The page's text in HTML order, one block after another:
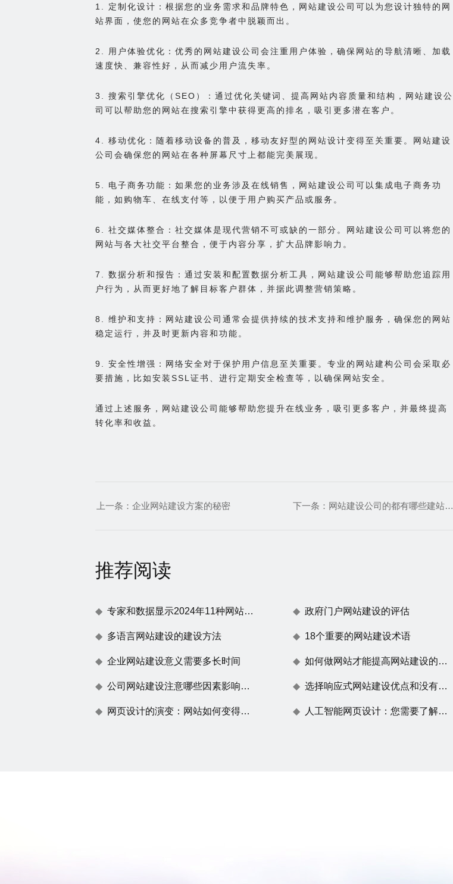
1. 定制化设计：根据您的业务需求和品牌特色，网站建设公司可以为您设计独特的网
站界面，使您的网站在众多竞争者中脱颖而出。
2. 用户体验优化：优秀的网站建设公司会注重用户体验，确保网站的导航清晰、加载
速度快、兼容性好，从而减少用户流失率。
3. 搜索引擎优化（SEO）：通过优化关键词、提高网站内容质量和结构，网站建设公
司可以帮助您的网站在搜索引擎中获得更高的排名，吸引更多潜在客户。
4. 移动优化：随着移动设备的普及，移动友好型的网站设计变得至关重要。网站建设
公司会确保您的网站在各种屏幕尺寸上都能完美展现。
5. 电子商务功能：如果您的业务涉及在线销售，网站建设公司可以集成电子商务功
能，如购物车、在线支付等，以便于用户购买产品或服务。
6. 社交媒体整合：社交媒体是现代营销不可或缺的一部分。网站建设公司可以将您的
网站与各大社交平台整合，便于内容分享，扩大品牌影响力。
7. 数据分析和报告：通过安装和配置数据分析工具，网站建设公司能够帮助您追踪用
户行为，从而更好地了解目标客户群体，并据此调整营销策略。
8. 维护和支持：网站建设公司通常会提供持续的技术支持和维护服务，确保您的网站
稳定运行，并及时更新内容和功能。
9. 安全性增强：网络安全对于保护用户信息至关重要。专业的网站建构公司会采取必
要措施，比如安装SSL证书、进行定期安全检查等，以确保网站安全。
通过上述服务，网站建设公司能够帮助您提升在线业务，吸引更多客户，并最终提高
转化率和收益。
上一条： 企业网站建设方案的秘密 下一条： 网站建设公司的都有哪些建站模式
推荐阅读
专家和数据显示2024年11种网站建设趋势 政府门户网站建设的评估
多语言网站建设的建设方法 18个重要的网站建设术语
企业网站建设意义需要多长时间 如何做网站才能提高网站建设的用户体验度
公司网站建设注意哪些因素影响百度蜘蛛抓取 选择响应式网站建设优点和没有任何效果原因
网页设计的演变：网站如何变得不仅仅是一张漂亮的脸蛋 人工智能网页设计：您需要了解的一切